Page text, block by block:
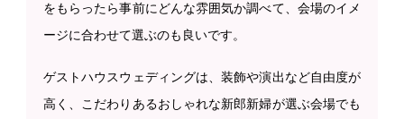
をもらったら事前にどんな雰囲気か調べて、会場のイメ
ージに合わせて選ぶのも良いです。
ゲストハウスウェディングは、装飾や演出など自由度が
高く、こだわりあるおしゃれな新郎新婦が選ぶ会場でも